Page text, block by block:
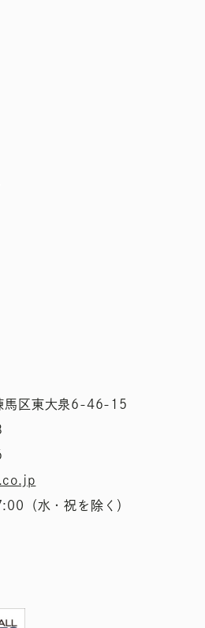
馬区東大泉6-46-15
（水・祝を除く）